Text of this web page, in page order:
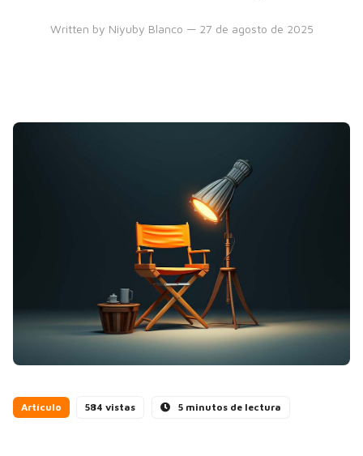
Written by Niyuby Blanco — 27 de agosto de 2025
Artículo 584 vistas 5 minutos de lectura